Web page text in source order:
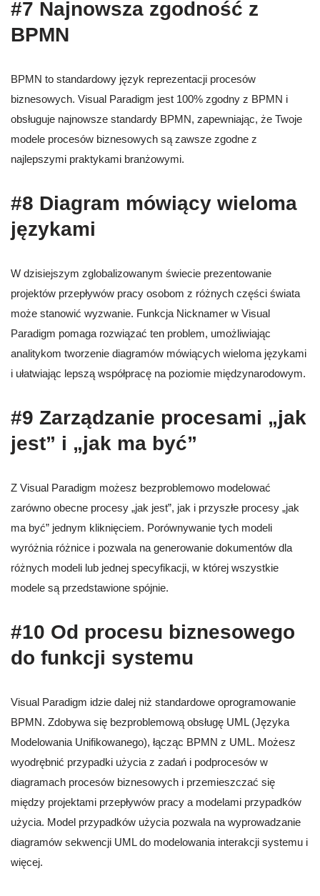
#7 Najnowsza zgodność z
BPMN
BPMN to standardowy język reprezentacji procesów
biznesowych. Visual Paradigm jest 100% zgodny z BPMN i
obsługuje najnowsze standardy BPMN, zapewniając, że Twoje
modele procesów biznesowych są zawsze zgodne z
najlepszymi praktykami branżowymi.
#8 Diagram mówiący wieloma
językami
W dzisiejszym zglobalizowanym świecie prezentowanie
projektów przepływów pracy osobom z różnych części świata
może stanowić wyzwanie. Funkcja Nicknamer w Visual
Paradigm pomaga rozwiązać ten problem, umożliwiając
analitykom tworzenie diagramów mówiących wieloma językami
i ułatwiając lepszą współpracę na poziomie międzynarodowym.
#9 Zarządzanie procesami „jak
jest” i „jak ma być”
Z Visual Paradigm możesz bezproblemowo modelować
zarówno obecne procesy „jak jest”, jak i przyszłe procesy „jak
ma być” jednym kliknięciem. Porównywanie tych modeli
wyróżnia różnice i pozwala na generowanie dokumentów dla
różnych modeli lub jednej specyfikacji, w której wszystkie
modele są przedstawione spójnie.
#10 Od procesu biznesowego
do funkcji systemu
Visual Paradigm idzie dalej niż standardowe oprogramowanie
BPMN. Zdobywa się bezproblemową obsługę UML (Języka
Modelowania Unifikowanego), łącząc BPMN z UML. Możesz
wyodrębnić przypadki użycia z zadań i podprocesów w
diagramach procesów biznesowych i przemieszczać się
między projektami przepływów pracy a modelami przypadków
użycia. Model przypadków użycia pozwala na wyprowadzanie
diagramów sekwencji UML do modelowania interakcji systemu i
więcej.